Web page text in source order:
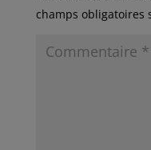
champs obligatoires